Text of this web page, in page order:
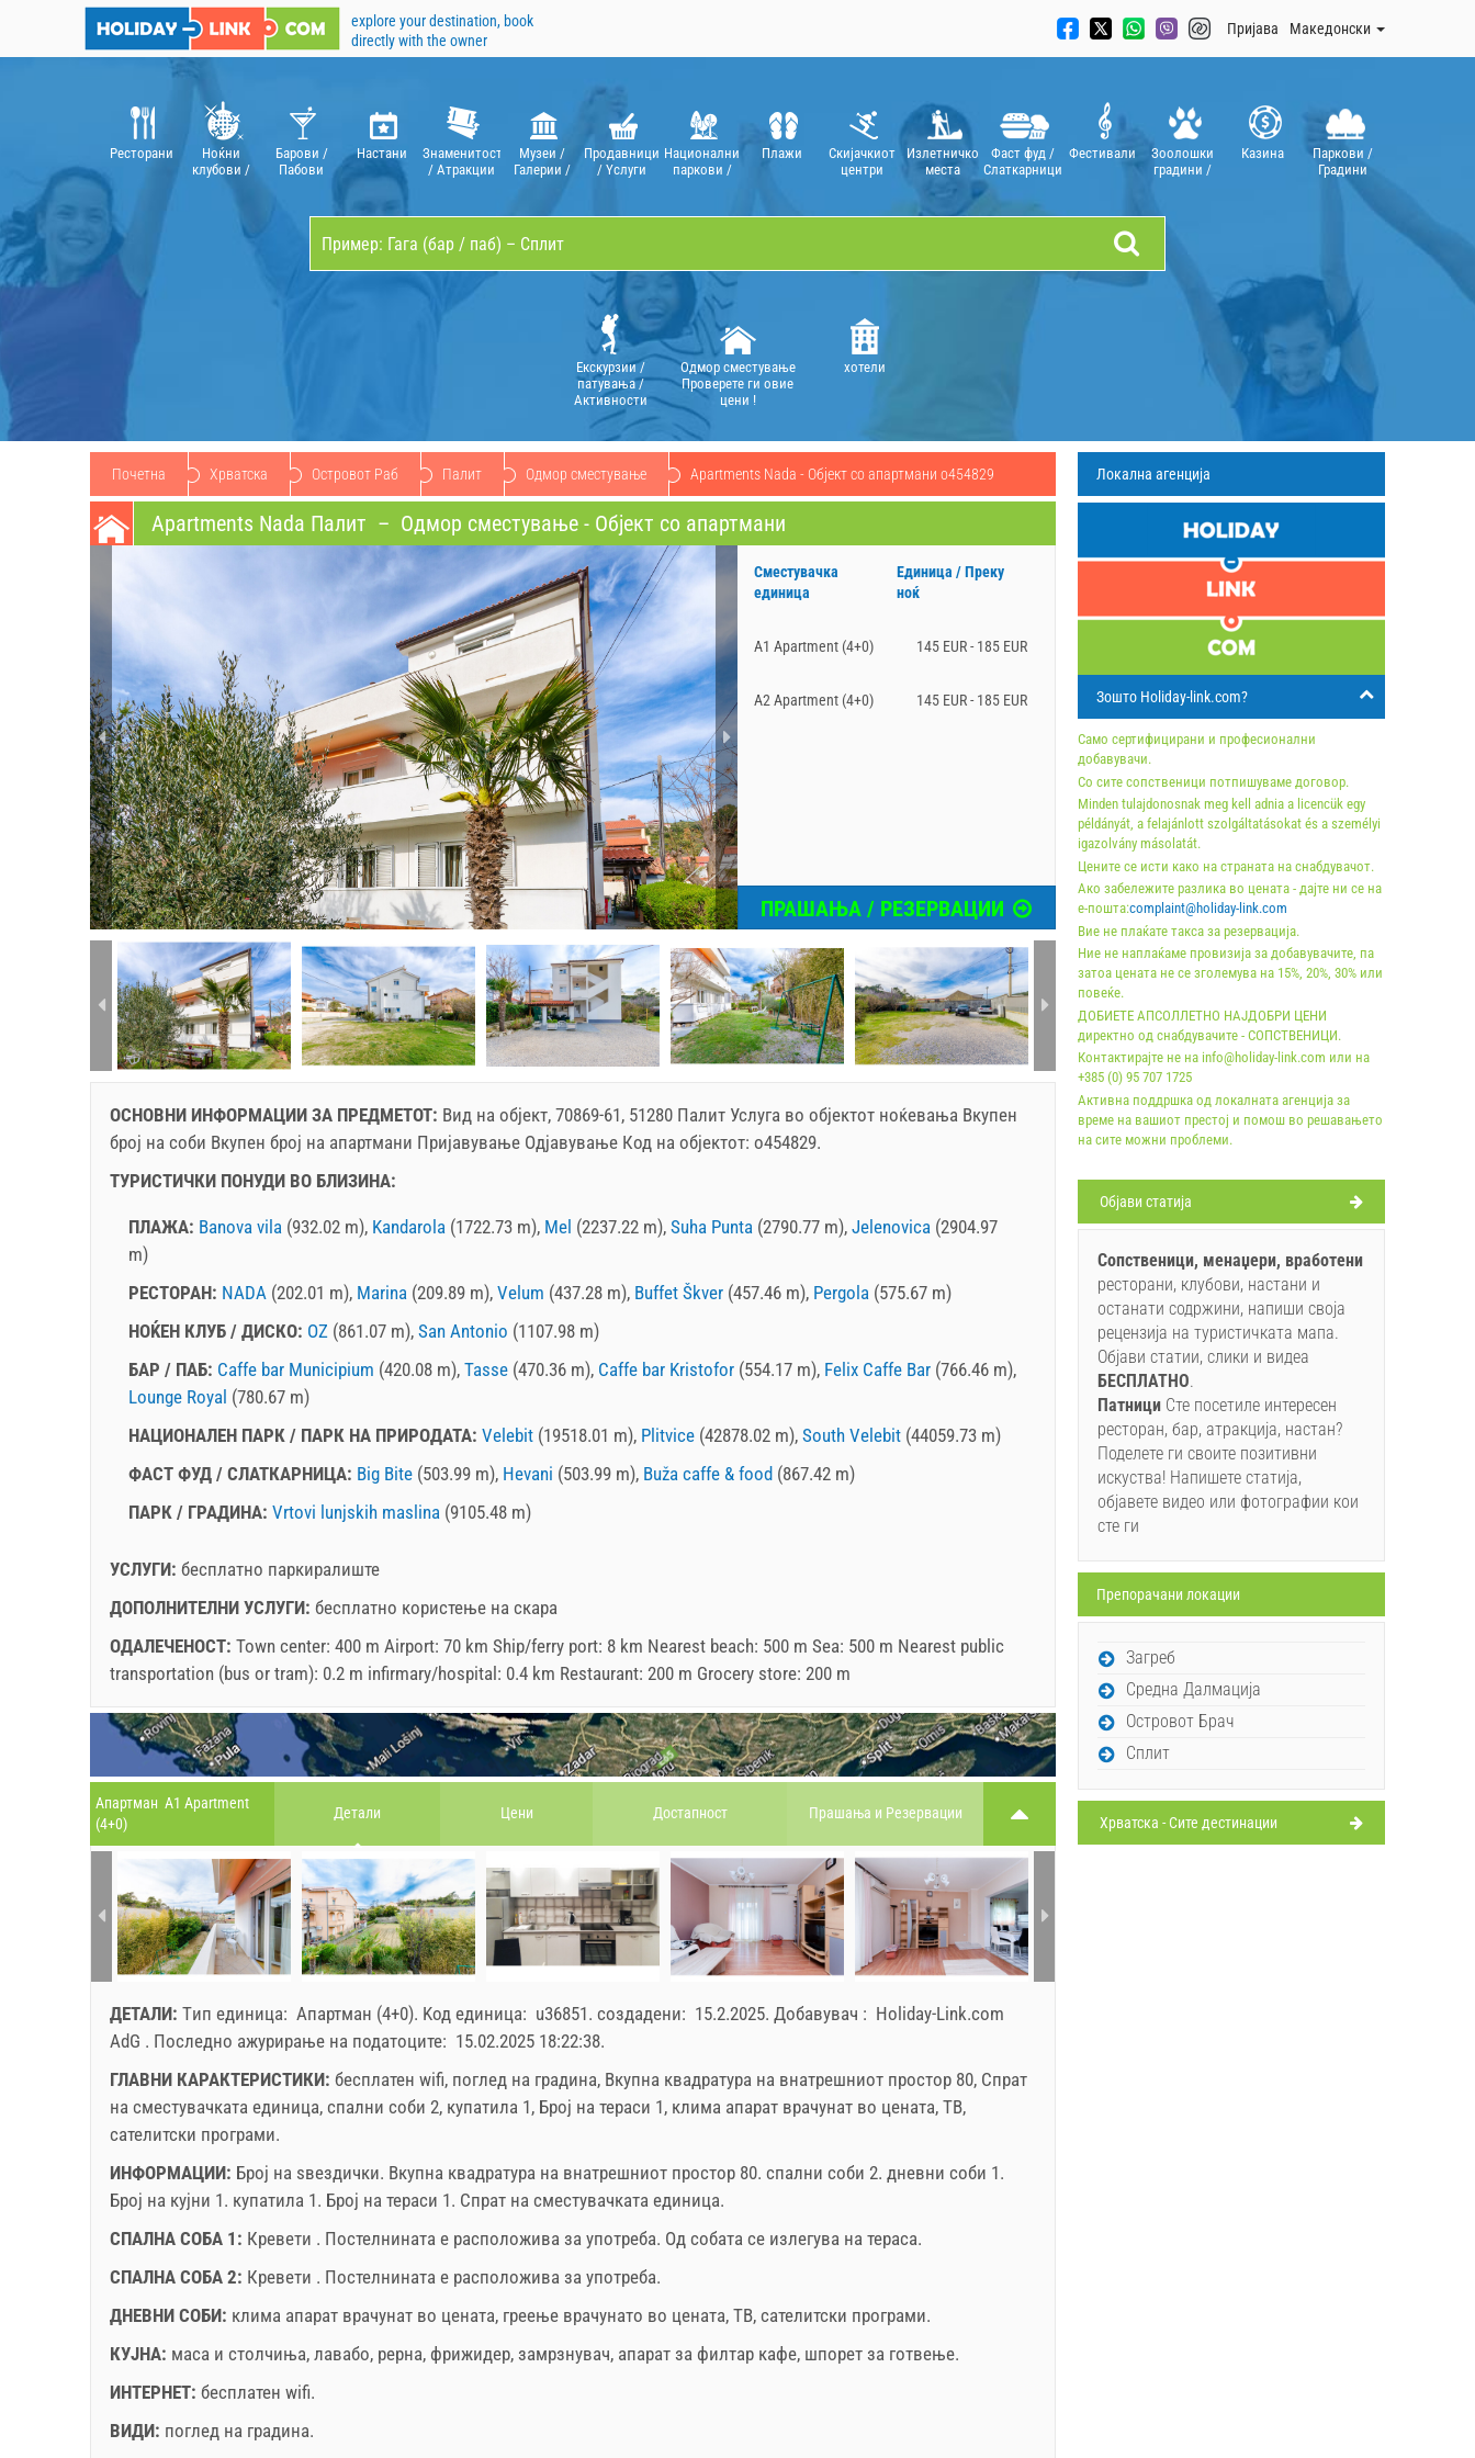
explore your destination, book
directly with the owner
Пријава Mакедонски
Pесторани
Ноќни
клубови /
Барови /
Пабови
Hастани
Знаменитости
/ Aтракции
Музеи /
Галерии /
Продавници
/ Yслуги
Национални
паркови /
природата
Плажи
Скијачкиот
центри
Излетничко
местa
Фаст фуд /
Слаткарници
Фестивали
Зоолошки
градини /
Казинa
Паркови /
Градини
Екскурзии /
патувања /
Aктивности
Oдмор сместување
Проверете ги овие
цени !
хотели
Почетна Хрватска Островот Раб Палит Oдмор сместување Apartments Nada - Објект со апартмани o454829
Apartments Nada Палит – Oдмор сместување - Објект со апартмани
Сместувачка
единица
Единица / Преку
ноќ
A1 Apartment (4+0) 145 EUR - 185 EUR
A2 Apartment (4+0) 145 EUR - 185 EUR
ПРАШАЊА / РЕЗЕРВАЦИИ
ОСНОВНИ ИНФОРМАЦИИ ЗА ПРЕДМЕТОТ: Вид на објект, 70869-61, 51280 Палит Услуга во објектот ноќевања Вкупен
број на соби Вкупен број на апартмани Пријавување Одјавување Код на објектот: o454829.
ТУРИСТИЧКИ ПОНУДИ ВО БЛИЗИНА:
ПЛАЖА: Banova vila (932.02 m), Kandarola (1722.73 m), Mel (2237.22 m), Suha Punta (2790.77 m), Jelenovica (2904.97
m)
PЕСТОРАН: NADA (202.01 m), Marina (209.89 m), Velum (437.28 m), Buffet Škver (457.46 m), Pergola (575.67 m)
НОЌЕН КЛУБ / ДИСКО: OZ (861.07 m), San Antonio (1107.98 m)
БАР / ПАБ: Caffe bar Municipium (420.08 m), Tasse (470.36 m), Caffe bar Kristofor (554.17 m), Felix Caffe Bar (766.46 m),
Lounge Royal (780.67 m)
HАЦИОНАЛЕН ПАРК / ПАРК НА ПРИРОДАТА: Velebit (19518.01 m), Plitvice (42878.02 m), South Velebit (44059.73 m)
ФАСТ ФУД / CЛАТКАРНИЦА: Big Bite (503.99 m), Hevani (503.99 m), Buža caffe & food (867.42 m)
ПАРК / ГРАДИНА: Vrtovi lunjskih maslina (9105.48 m)
УСЛУГИ: бесплатно паркиралиште
ДОПОЛНИТЕЛНИ УСЛУГИ: бесплатно користење на скара
ОДАЛЕЧЕНОСТ: Town center: 400 m Airport: 70 km Ship/ferry port: 8 km Nearest beach: 500 m Sea: 500 m Nearest public
transportation (bus or tram): 0.2 m infirmary/hospital: 0.4 km Restaurant: 200 m Grocery store: 200 m
Апартман A1 Apartment
(4+0)
Детали Цени Достапност Прашања и Pезервации
ДЕТАЛИ: Tип единица: Апартман (4+0). Kод единица: u36851. создадени: 15.2.2025. Добавувач : Holiday-Link.com
AdG . Последно ажурирање на податоците: 15.02.2025 18:22:38.
ГЛАВНИ КАРАКТЕРИСТИКИ: бесплатен wifi, поглед на градина, Вкупна квадратура на внатрешниот простор 80, Спрат
на сместувачката единица, спални соби 2, купатила 1, Број на тераси 1, клима апарат врачунат во цената, ТВ,
сателитски програми.
ИНФОРМАЦИИ: Број на ѕвездички. Вкупна квадратура на внатрешниот простор 80. спални соби 2. дневни соби 1.
Број на кујни 1. купатила 1. Број на тераси 1. Спрат на сместувачката единица.
СПАЛНА СОБА 1: Кревети . Постелнината е расположива за употреба. Од собата се излегува на тераса.
СПАЛНА СОБА 2: Кревети . Постелнината е расположива за употреба.
ДНЕВНИ СОБИ: клима апарат врачунат во цената, греење врачунато во цената, ТВ, сателитски програми.
КУЈНА: маса и столчиња, лавабо, рерна, фрижидер, замрзнувач, апарат за филтар кафе, шпорет за готвење.
ИНТЕРНЕТ: бесплатен wifi.
ВИДИ: поглед на градина.
Локална агенција
Зошто Holiday-link.com?
Само сертифицирани и професионални
добавувачи.
Со сите сопственици потпишуваме договор.
Minden tulajdonosnak meg kell adnia a licencük egy
példányát, a felajánlott szolgáltatásokat és a személyi
igazolvány másolatát.
Цените се исти како на страната на снабдувачот.
Ако забележите разлика во цената - дајте ни се на
е-пошта:complaint@holiday-link.com
Вие не плаќате такса за резервација.
Ние не наплаќаме провизија за добавувачите, па
затоа цената не се зголемува на 15%, 20%, 30% или
повеќе.
ДОБИЕТЕ АПСОЛЛЕТНО НАЈДОБРИ ЦЕНИ
директно од снабдувачите - СОПСТВЕНИЦИ.
Контактирајте не на info@holiday-link.com или на
+385 (0) 95 707 1725
Активна поддршка од локалната агенција за
време на вашиот престој и помош во решавањето
на сите можни проблеми.
Oбјави статија
Сопственици, менаџери, вработени
ресторани, клубови, настани и
останати содржини, напиши своја
рецензија на туристичката мапа.
Објави статии, слики и видеа
БЕСПЛАТНO.
Патници Сте посетиле интересен
ресторан, бар, атракција, настан?
Поделете ги своите позитивни
искуства! Напишете статија,
објавете видео или фотографии кои
сте ги
Препорачани локации
Загреб
Средна Далмација
Островот Брач
Сплит
Хрватска - Сите дестинации